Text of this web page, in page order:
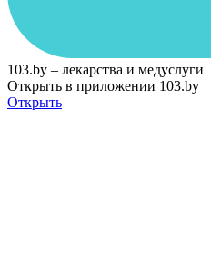
103.by – лекарства и медуслуги
Открыть в приложении 103.by
Открыть